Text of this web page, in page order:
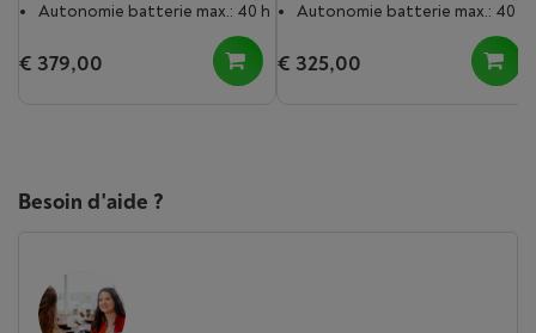
Autonomie batterie max.: 40 h
€ 379,00
Autonomie batterie max.: 40 h
€ 325,00
Besoin d'aide ?